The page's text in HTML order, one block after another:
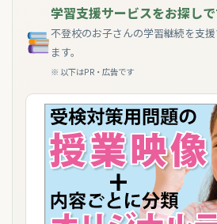
学習支援サービスをお探しで
不登校のお子さんの学習継続を支
ます。
※ 以下はPR・広告です